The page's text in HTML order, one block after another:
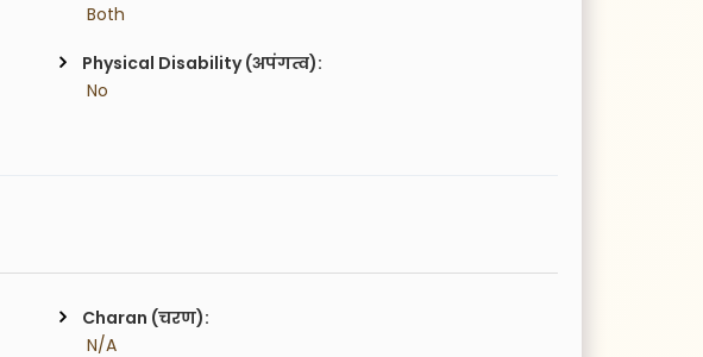
Both
Physical Disability (अपंगत्व):
No
Charan (चरण):
N/A